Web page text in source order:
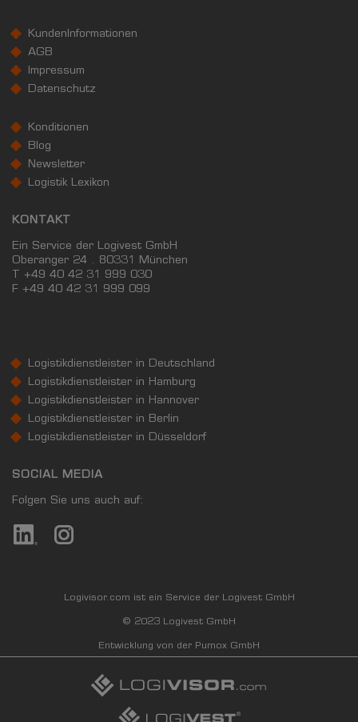
KundenInformationen
AGB
Impressum
Datenschutz
Konditionen
Blog
Newsletter
Logistik Lexikon
KONTAKT
Ein Service der Logivest GmbH
Oberanger 24 . 80331 München
T +49 40 42 31 999 030
F +49 40 42 31 999 099
Logistikdienstleister in Deutschland
Logistikdienstleister in Hamburg
Logistikdienstleister in Hannover
Logistikdienstleister in Berlin
Logistikdienstleister in Düsseldorf
SOCIAL MEDIA
Folgen Sie uns auch auf:
Logivisor.com ist ein Service der Logivest GmbH
© 2023 Logivest GmbH
Entwicklung von der Pumox GmbH